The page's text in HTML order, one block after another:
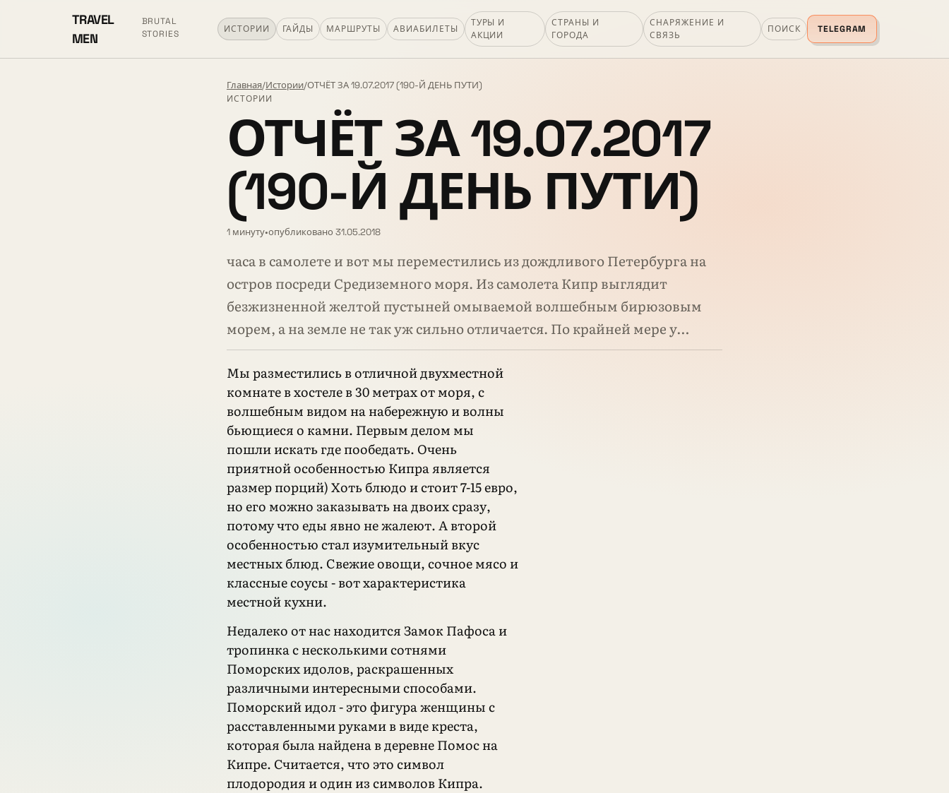
TRAVEL
MEN
BRUTAL
STORIES
ИСТОРИИ ГАЙДЫ МАРШРУТЫ АВИАБИЛЕТЫ
ТУРЫ И
АКЦИИ
СТРАНЫ И
ГОРОДА
СНАРЯЖЕНИЕ И
СВЯЗЬ
ПОИСК TELEGRAM
Главная/Истории/ОТЧЁТ ЗА 19.07.2017 (190-Й ДЕНЬ ПУТИ)
ИСТОРИИ
ОТЧЁТ ЗА 19.07.2017
(190-Й ДЕНЬ ПУТИ)
1 минуту•опубликовано 31.05.2018
часа в самолете и вот мы переместились из дождливого Петербурга на
остров посреди Средиземного моря. Из самолета Кипр выглядит
безжизненной желтой пустыней омываемой волшебным бирюзовым
морем, а на земле не так уж сильно отличается. По крайней мере у…
Мы разместились в отличной двухместной
комнате в хостеле в 30 метрах от моря, с
волшебным видом на набережную и волны
бьющиеся о камни. Первым делом мы
пошли искать где пообедать. Очень
приятной особенностью Кипра является
размер порций) Хоть блюдо и стоит 7-15 евро,
но его можно заказывать на двоих сразу,
потому что еды явно не жалеют. А второй
особенностью стал изумительный вкус
местных блюд. Свежие овощи, сочное мясо и
классные соусы - вот характеристика
местной кухни.
Недалеко от нас находится Замок Пафоса и
тропинка с несколькими сотнями
Поморских идолов, раскрашенных
различными интересными способами.
Поморский идол - это фигура женщины с
расставленными руками в виде креста,
которая была найдена в деревне Помос на
Кипре. Считается, что это символ
плодородия и один из символов Кипра.